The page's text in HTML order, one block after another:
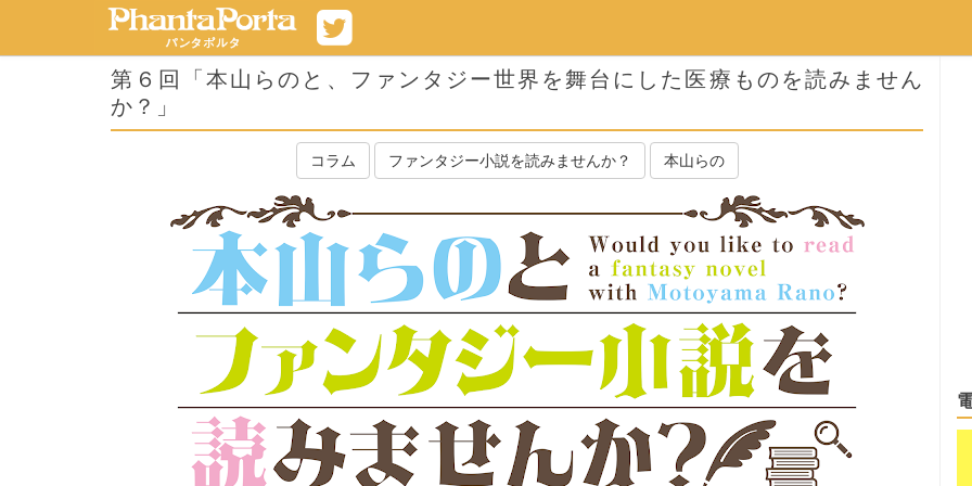
第６回「本山らのと、ファンタジー世界を舞台にした医療ものを読みません
か？」
コラム ファンタジー小説を読みませんか？ 本山らの